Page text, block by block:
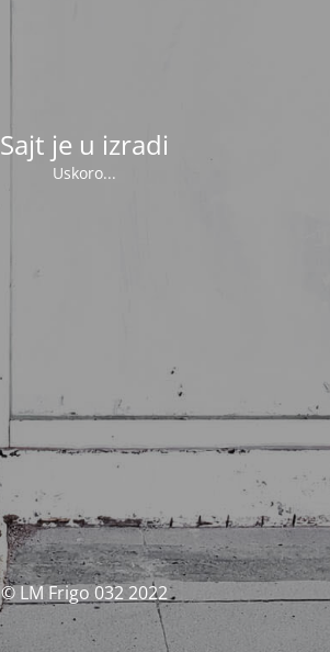
Sajt je u izradi
Uskoro...
© LM Frigo 032 2022